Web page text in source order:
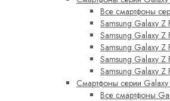
Все смартфоны
Samsung Galaxy Z
Samsung Galaxy Z
Samsung Galaxy Z
Samsung Galaxy Z
Samsung Galaxy Z
Смартфоны серии Galaxy
Все смартфоны